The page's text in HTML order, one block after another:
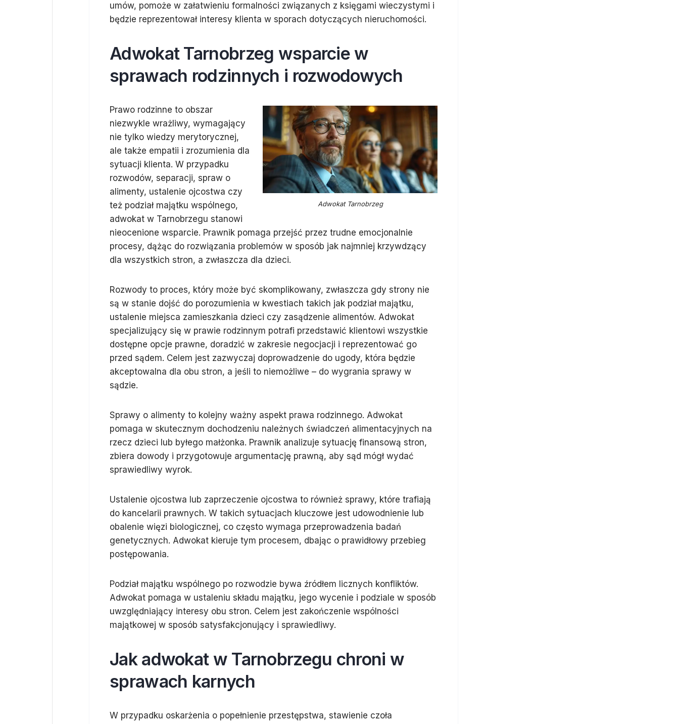
umów, pomoże w załatwieniu formalności związanych z księgami wieczystymi i
będzie reprezentował interesy klienta w sporach dotyczących nieruchomości.
Adwokat Tarnobrzeg wsparcie w
sprawach rodzinnych i rozwodowych
Adwokat Tarnobrzeg
Prawo rodzinne to obszar
niezwykle wrażliwy, wymagający
nie tylko wiedzy merytorycznej,
ale także empatii i zrozumienia dla
sytuacji klienta. W przypadku
rozwodów, separacji, spraw o
alimenty, ustalenie ojcostwa czy
też podział majątku wspólnego,
adwokat w Tarnobrzegu stanowi
nieocenione wsparcie. Prawnik pomaga przejść przez trudne emocjonalnie
procesy, dążąc do rozwiązania problemów w sposób jak najmniej krzywdzący
dla wszystkich stron, a zwłaszcza dla dzieci.
Rozwody to proces, który może być skomplikowany, zwłaszcza gdy strony nie
są w stanie dojść do porozumienia w kwestiach takich jak podział majątku,
ustalenie miejsca zamieszkania dzieci czy zasądzenie alimentów. Adwokat
specjalizujący się w prawie rodzinnym potrafi przedstawić klientowi wszystkie
dostępne opcje prawne, doradzić w zakresie negocjacji i reprezentować go
przed sądem. Celem jest zazwyczaj doprowadzenie do ugody, która będzie
akceptowalna dla obu stron, a jeśli to niemożliwe – do wygrania sprawy w
sądzie.
Sprawy o alimenty to kolejny ważny aspekt prawa rodzinnego. Adwokat
pomaga w skutecznym dochodzeniu należnych świadczeń alimentacyjnych na
rzecz dzieci lub byłego małżonka. Prawnik analizuje sytuację finansową stron,
zbiera dowody i przygotowuje argumentację prawną, aby sąd mógł wydać
sprawiedliwy wyrok.
Ustalenie ojcostwa lub zaprzeczenie ojcostwa to również sprawy, które trafiają
do kancelarii prawnych. W takich sytuacjach kluczowe jest udowodnienie lub
obalenie więzi biologicznej, co często wymaga przeprowadzenia badań
genetycznych. Adwokat kieruje tym procesem, dbając o prawidłowy przebieg
postępowania.
Podział majątku wspólnego po rozwodzie bywa źródłem licznych konfliktów.
Adwokat pomaga w ustaleniu składu majątku, jego wycenie i podziale w sposób
uwzględniający interesy obu stron. Celem jest zakończenie wspólności
majątkowej w sposób satysfakcjonujący i sprawiedliwy.
Jak adwokat w Tarnobrzegu chroni w
sprawach karnych
W przypadku oskarżenia o popełnienie przestępstwa, stawienie czoła